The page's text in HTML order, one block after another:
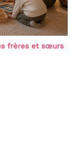
frères et sœurs